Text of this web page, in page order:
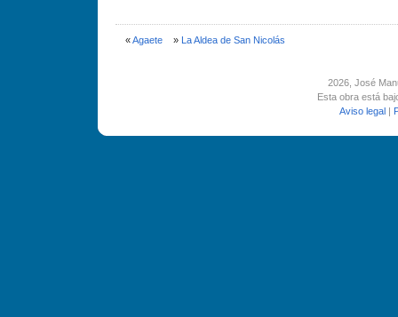
«Agaete» La Aldea de San Nicolás
2026, José
Esta obra está
Aviso legal |